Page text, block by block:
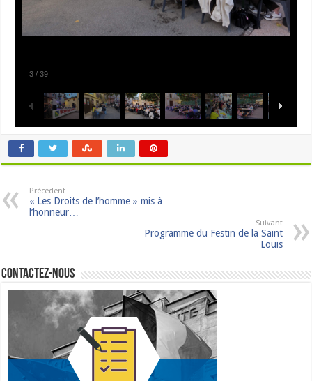
3 /39
Précédent
« Les Droits de l’homme » mis à
l’honneur…
Suivant
Programme du Festin de la Saint
Louis
Contactez-nous